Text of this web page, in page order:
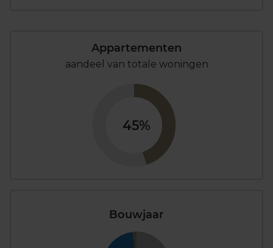
Appartementen
aandeel van totale woningen
45%
Bouwjaar